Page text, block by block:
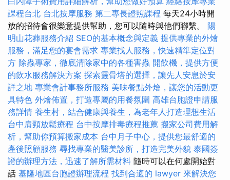
課程台北 台北按摩服務 第二專長證照課程 每天24小時開
放的招待會很樂意提供幫助，您可以隨時與他們聯繫。 陽
明山花葬服務介紹 SEO的基本概念與定義 提供專業的外燴
服務，滿足您的宴會需求 專業找人服務，快速精準定位對
方 除蟲專家，徹底清除家中的各種害蟲 開飲機，提供方便
的飲水服務解決方案 探索靈骨塔的選擇，讓先人安息於安
詳之地 專業會計事務所服務 美味餐點外燴，讓您的活動更
具特色 外燴佈置，打造專屬的用餐氛圍 高雄台胞證申請服
務詳情 養生村，結合健康與養生，為老年人打造理想生活
台中肩頸放鬆療程 台中按摩排毒療程推薦 搬家公司費用解
析，幫助你預算搬家成本 台中月子中心，提供您最舒適的
產後照顧服務 尋找專業的醫美診所，打造完美外貌 泰國簽
證的辦理方法，迅速了解所需材料 隨時可以在何處開始對
話 基隆地區台胞證辦理流程 找到合適的 lawyer 來解決您